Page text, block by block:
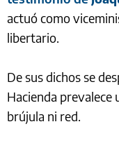
actuó como
libertario.
De sus dichos se
Hacienda
brújula ni red.